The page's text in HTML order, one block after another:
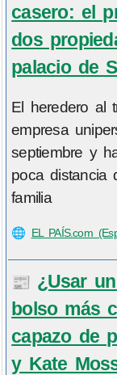
casero: el
dos
palacio de
El heredero al
empresa
septiembre y
poca distancia
familia
🌐 EL PAÍS.com
📰 ¿Usar
bolso más
capazo de
y Kate